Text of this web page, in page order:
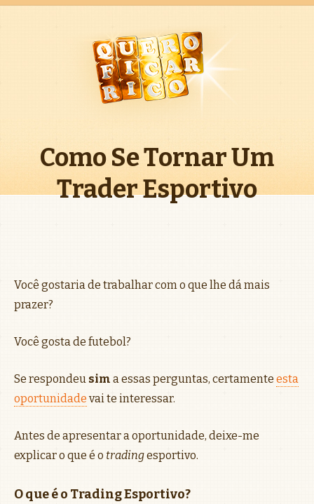
Como Se Tornar Um
Trader Esportivo
Você gostaria de trabalhar com o que lhe dá mais
prazer?
Você gosta de futebol?
Se respondeu sim a essas perguntas, certamente esta
oportunidade vai te interessar.
Antes de apresentar a oportunidade, deixe-me
explicar o que é o tradingesportivo.
O que é o Trading Esportivo?